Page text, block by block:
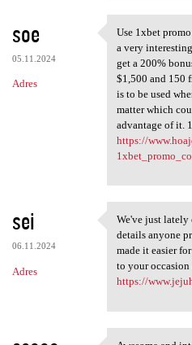
soe
05.11.2024
Adres
Use 1xbet
Use 1xbet
a very
get a 200%
$1,500 and 150
is to be used
matter which
advantage of it.
https://
sei
06.11.2024
Adres
We've just
We've just lately
details anyone
made it easier
to your
https://